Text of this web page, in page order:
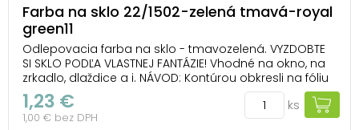
Farba na sklo 22/1502-zelená tmavá-royal
green11
Odlepovacia farba na sklo - tmavozelená. VYZDOBTE
SI SKLO PODĽA VLASTNEJ FANTÁZIE! Vhodné na okno, na
zrkadlo, dlaždice a i. NÁVOD: Kontúrou obkresli na fóliu
obrázok, nechaj ho 1-2 hodiny zaschnúť. Vyfarbi a po
24 hodinách ho opatrne odlep z fólie a umiestni ho na
zvolený povrch. Farba je ...
1,23 €
1,00 € bez DPH
ks